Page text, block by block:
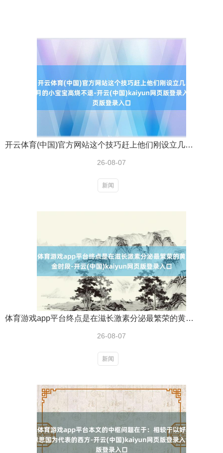
开云体育(中国)官方网站这个技巧赶上他们刚设立几个月的小宝宝高烧不退-开云(中国)kaiyun网页版登录入口
26-08-07
新闻
体育游戏app平台终点是在滋长激素分泌最繁荣的黄金时段-开云(中国)kaiyun网页版登录入口
26-08-07
新闻